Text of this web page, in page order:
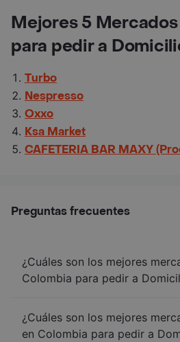
Mejores 5
para pedir a
Turbo
Nespresso
Oxxo
Ksa Market
CAFETERIA BAR MAXY
Preguntas frecuentes
¿Cuáles son los mejores
Colombia para pedir a
¿Cuáles son los mejores
en Colombia para pedir a